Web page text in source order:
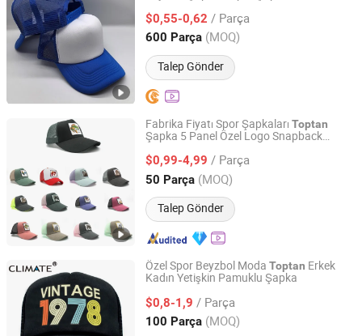
$0,55-0,62 / Parça
600 Parça (MOQ)
Talep Gönder
Shandong, China Fiyat 2025
Fabrika Fiyatı Spor Şapkaları Toptan
Şapka 5 Panel Özel Logo Snapback
$0,99-4,99 / Parça
50 Parça (MOQ)
Talep Gönder
Qingdao Caps Hat Co., Ltd
Shandong, China Fiyat 2024
Özel Spor Beyzbol Moda Toptan Erkek
Kadın Yetişkin Pamuklu Şapka
$0,8-1,9 / Parça
100 Parça (MOQ)
Nanjing New Climate Sport Ware Co., Ltd.
Jiangsu, China Fiyat 2022